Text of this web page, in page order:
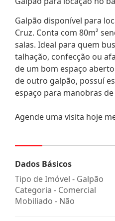
Galpão disponível para
Cruz. Conta com 80m²
salas. Ideal para quem
talhação, confecção ou
de um bom espaço
de outro galpão, possuí
espaço para manobras
Agende uma visita hoje
Dados Básicos
Tipo de Imóvel - Galpão
Categoria - Comercial
Mobiliado - Não